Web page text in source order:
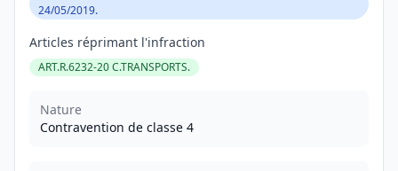
24/05/2019.
Articles réprimant l'infraction
ART.R.6232-20 C.TRANSPORTS.
Nature
Contravention de classe 4